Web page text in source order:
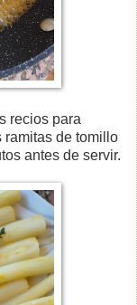
recios para
ramitas de tomillo
antes de servir.